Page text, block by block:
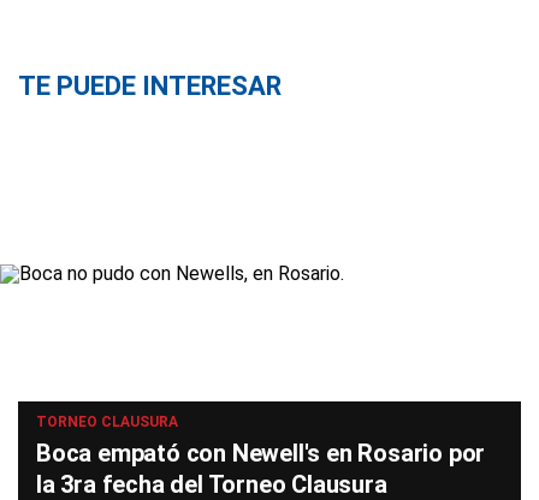
TE PUEDE INTERESAR
TORNEO CLAUSURA
Boca empató con Newell's en Rosario por
la 3ra fecha del Torneo Clausura